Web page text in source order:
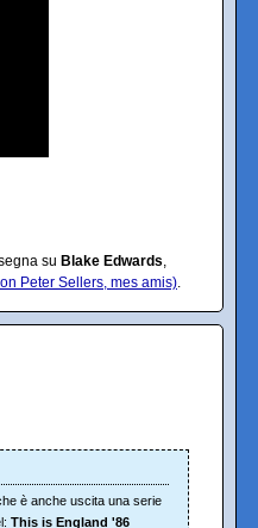
su Blake Edwards,
Peter Sellers, mes amis).
è anche uscita una serie
This is England '86